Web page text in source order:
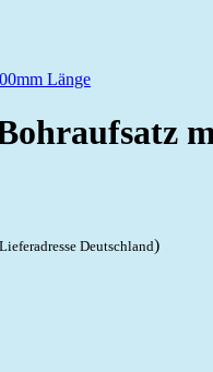
Lieferadresse Deutschland)